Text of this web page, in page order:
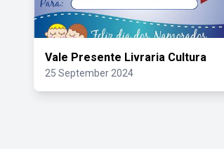
Vale Presente Livraria Cultura
25 September 2024